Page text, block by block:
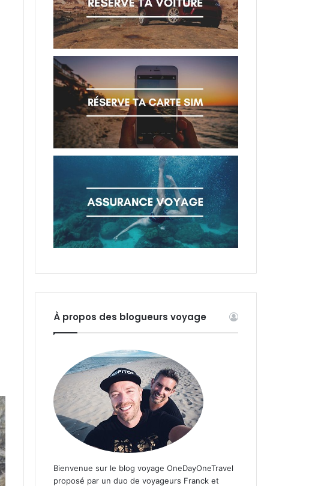
À propos des blogueurs voyage
Bienvenue sur le blog voyage OneDayOneTravel
proposé par un duo de voyageurs Franck et